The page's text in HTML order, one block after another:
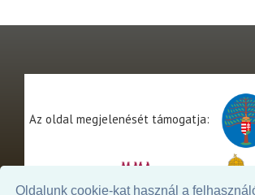
Oldalunk cookie-kat használ a
Az oldal megjelenését támogatja: